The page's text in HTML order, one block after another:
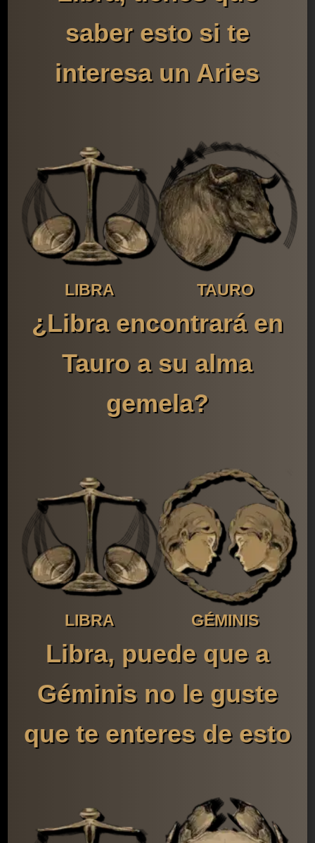
saber esto si te
interesa un Aries
LIBRA TAURO
¿Libra encontrará en
Tauro a su alma
gemela?
LIBRA GÉMINIS
Libra, puede que a
Géminis no le guste
que te enteres de esto